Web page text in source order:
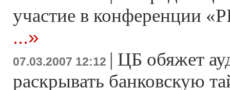
участие в конференции
...»
07.03.2007 12:12 | ЦБ обяжет
раскрывать банковскую